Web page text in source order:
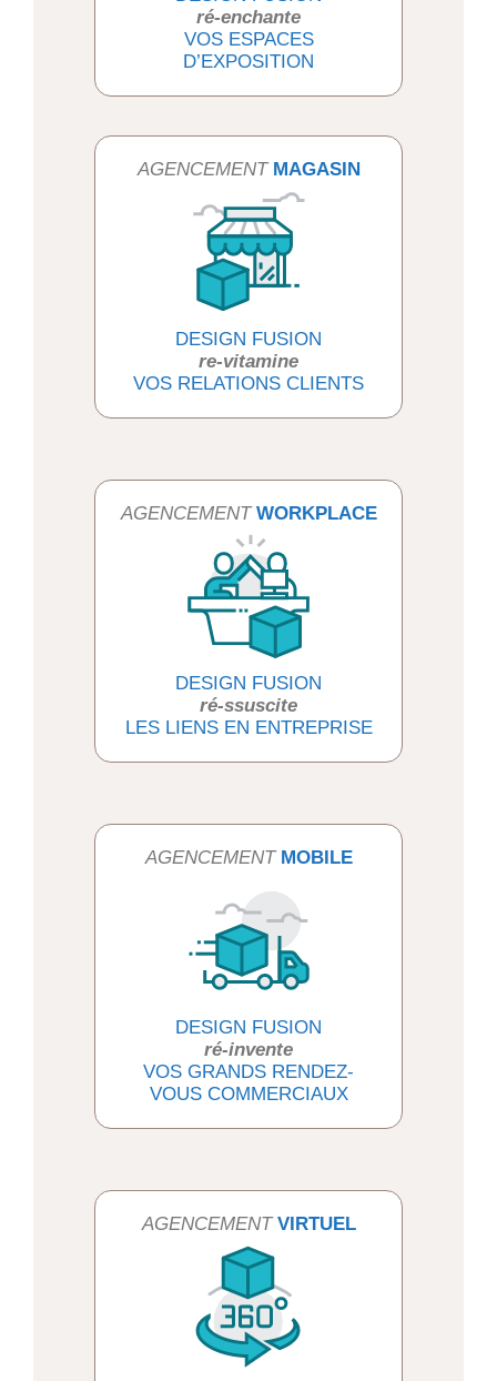
ré-enchante
VOS ESPACES
D’EXPOSITION
AGENCEMENT MAGASIN
DESIGN FUSION
re-vitamine
VOS RELATIONS CLIENTS
AGENCEMENT WORKPLACE
DESIGN FUSION
ré-ssuscite
LES LIENS EN ENTREPRISE
AGENCEMENT MOBILE
DESIGN FUSION
ré-invente
VOS GRANDS RENDEZ-
VOUS COMMERCIAUX
AGENCEMENT VIRTUEL